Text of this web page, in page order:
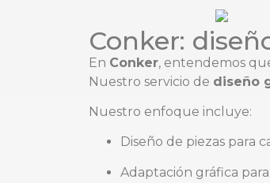
Conker:
En Conker, entendemos
Nuestro servicio de diseño
Nuestro enfoque incluye:
Diseño de piezas para
Adaptación gráfica